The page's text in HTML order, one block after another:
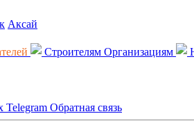
Аксай
Строителям Организациям
Telegram Обратная связь